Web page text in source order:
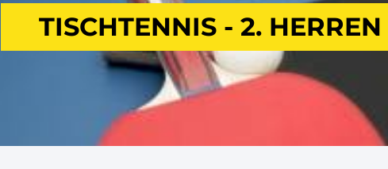
TISCHTENNIS - 2. HERREN